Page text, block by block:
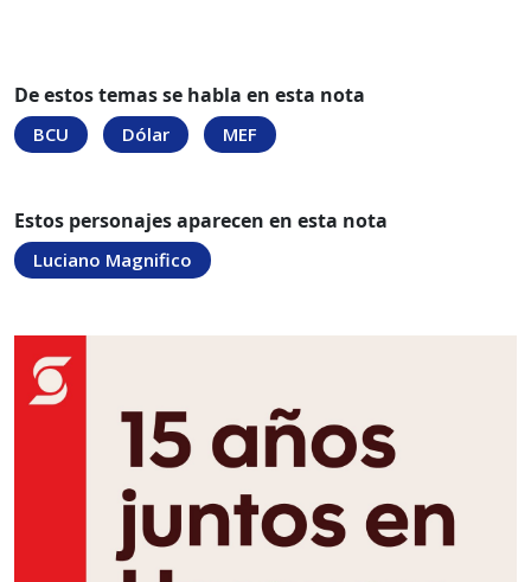
De estos temas se habla en esta nota
BCU Dólar MEF
Estos personajes aparecen en esta nota
Luciano Magnifico